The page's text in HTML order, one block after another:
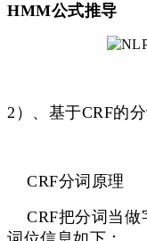
HMM公式推导
2）、基于CRF的
CRF分词原理
CRF把分词当做